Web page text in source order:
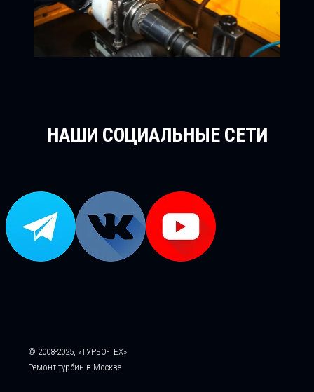
НАШИ СОЦИАЛЬНЫЕ СЕТИ
© 2008-2025, «ТУРБО-ТЕХ»
Ремонт турбин в Москве